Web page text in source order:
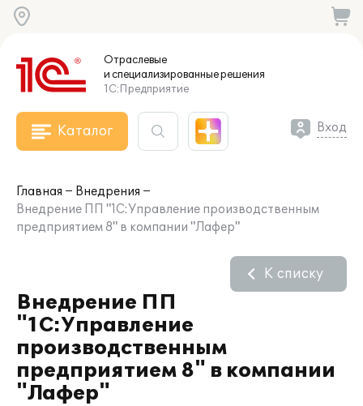
Отраслевые
и специализированныерешения
1С:Предприятие
Каталог Вход
Главная
Внедрения
Внедрение ПП "1С:Управление производственным
предприятием 8" в компании "Лафер"
Внедрение ПП
"1С:Управление
производственным
предприятием 8" в компании
"Лафер"
К списку